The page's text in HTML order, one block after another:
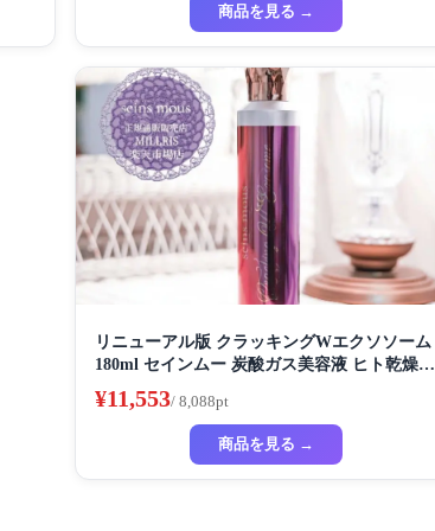
商品を見る →
リニューアル版 クラッキングWエクソソーム
180ml セインムー 炭酸ガス美容液 ヒト乾燥細
きき締めめ ツヤ ハリ 潤いい
¥11,553/ 8,088pt
商品を見る →